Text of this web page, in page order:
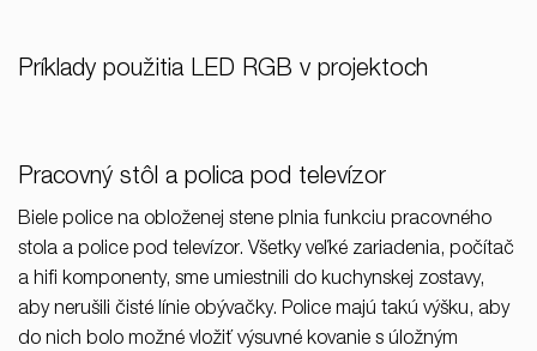
Príklady použitia LED RGB v projektoch
Pracovný stôl a polica pod televízor
Biele police na obloženej stene plnia funkciu pracovného
stola a police pod televízor. Všetky veľké zariadenia, počítač
a hifi komponenty, sme umiestnili do kuchynskej zostavy,
aby nerušili čisté línie obývačky. Police majú takú výšku, aby
do nich bolo možné vložiť výsuvné kovanie s úložným